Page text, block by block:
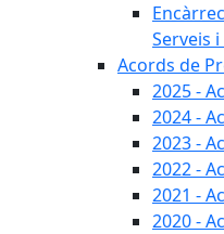
Serveis
Acords de
2025 -
2024 -
2023 -
2022 -
2021 -
2020 -